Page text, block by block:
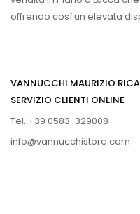
offrendo così un elevata
VANNUCCHI MAURIZIO
SERVIZIO CLIENTI ONLINE
Tel. +39 0583-329008
info@vannucchistore.com